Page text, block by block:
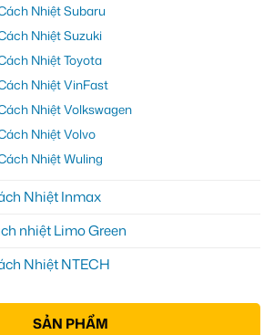
Nhiệt Subaru
Nhiệt Suzuki
Nhiệt Toyota
Nhiệt VinFast
Nhiệt Volkswagen
Nhiệt Volvo
Nhiệt Wuling
Nhiệt Inmax
nhiệt Limo Green
Nhiệt NTECH
SẢN PHẨM